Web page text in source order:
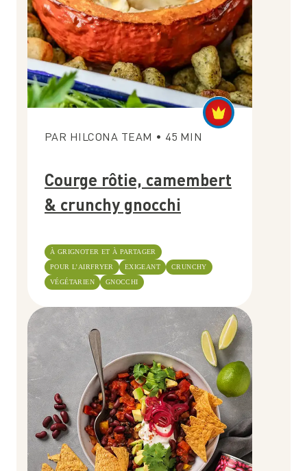
PAR HILCONA TEAM • 45 MIN
Courge rôtie, camembert
& crunchy gnocchi
À GRIGNOTER ET À PARTAGER
POUR L’AIRFRYER
EXIGEANT
CRUNCHY
VÉGÉTARIEN
GNOCCHI